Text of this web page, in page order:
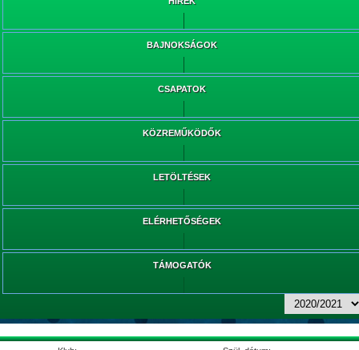
BAJNOKSÁGOK
CSAPATOK
KÖZREMŰKÖDŐK
LETÖLTÉSEK
ELÉRHETŐSÉGEK
TÁMOGATÓK